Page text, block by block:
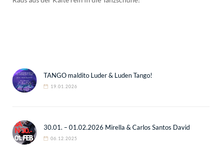
TANGO maldito Luder & Luden Tango!
19.01.2026
30.01. – 01.02.2026 Mirella & Carlos Santos David
06.12.2025